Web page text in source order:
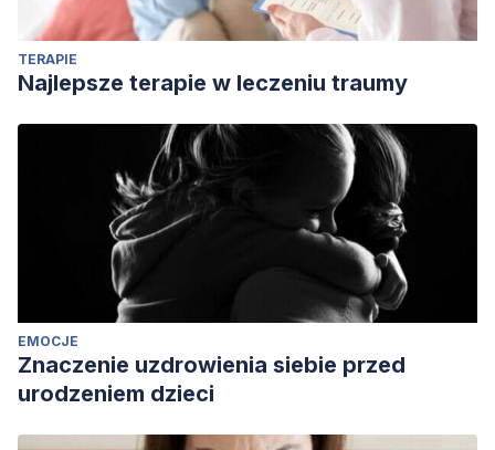
TERAPIE
Najlepsze terapie w leczeniu traumy
EMOCJE
Znaczenie uzdrowienia siebie przed
urodzeniem dzieci